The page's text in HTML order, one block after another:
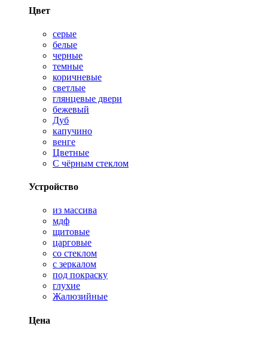
Цвет
серые
белые
черные
темные
коричневые
светлые
глянцевые двери
бежевый
Дуб
капучино
венге
Цветные
С чёрным стеклом
Устройство
из массива
мдф
щитовые
царговые
со стеклом
с зеркалом
под покраску
глухие
Жалюзийные
Цена